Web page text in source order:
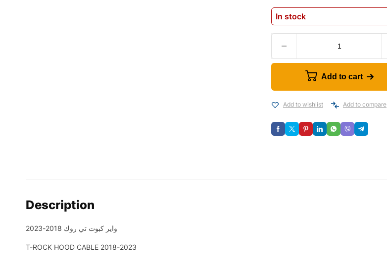
In stock
Add to cart
Add to wishlist Add to compare
Description
واير كبوت تي روك 2018-2023
T-ROCK HOOD CABLE 2018-2023